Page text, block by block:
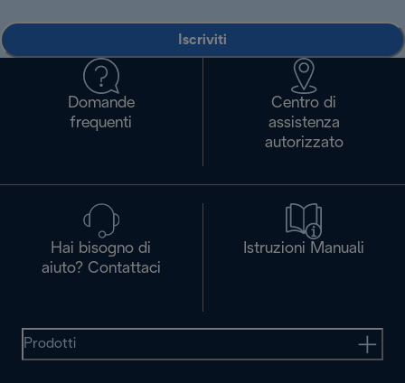
Iscriviti
Domande
frequenti
Centro di
assistenza
autorizzato
Hai bisogno di
aiuto? Contattaci
Istruzioni Manuali
Prodotti